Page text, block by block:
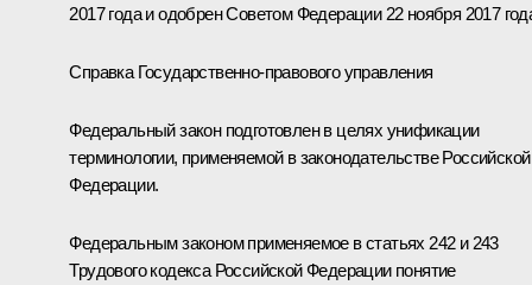
2017 года и одобрен Советом Федерации 22 ноября 2017
Справка Государственно-правового управления
Федеральный закон подготовлен в целях унификации
терминологии, применяемой в законодательстве Российской
Федерации.
Федеральным законом применяемое в статьях 242 и 243
Трудового кодекса Российской Федерации понятие